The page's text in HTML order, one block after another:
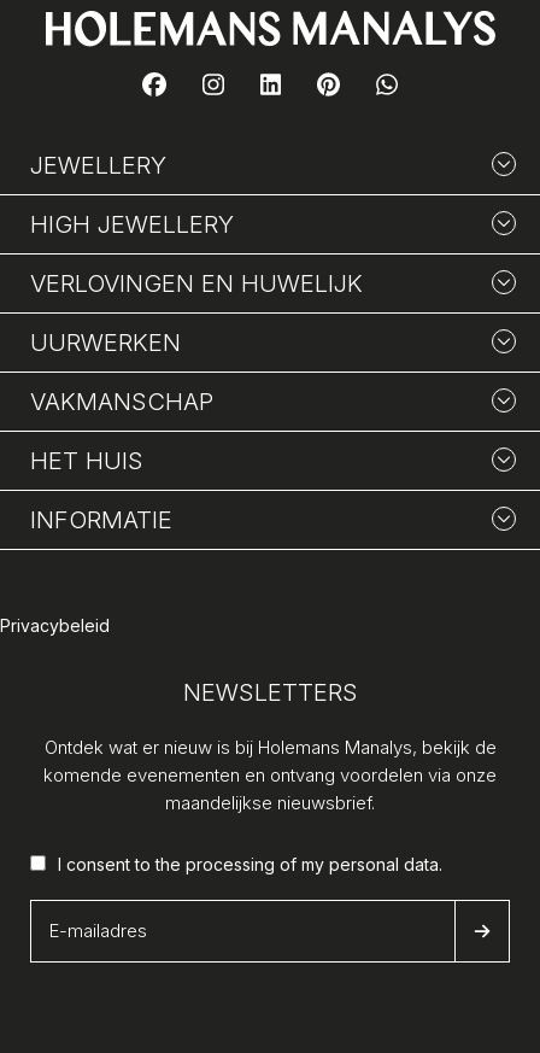
JEWELLERY
HIGH JEWELLERY
VERLOVINGEN EN HUWELIJK
UURWERKEN
VAKMANSCHAP
HET HUIS
INFORMATIE
Privacybeleid
NEWSLETTERS
Ontdek wat er nieuw is bij Holemans Manalys, bekijk de
komende evenementen en ontvang voordelen via onze
maandelijkse nieuwsbrief.
I consent to the processing of my personal data.